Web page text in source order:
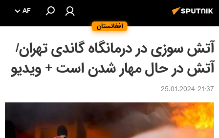
افغانستان
AF
آتش سوزی در درمانگاه گاندی تهران/
آتش در حال مهار شدن است + ویدیو
21:37 25.01.2024